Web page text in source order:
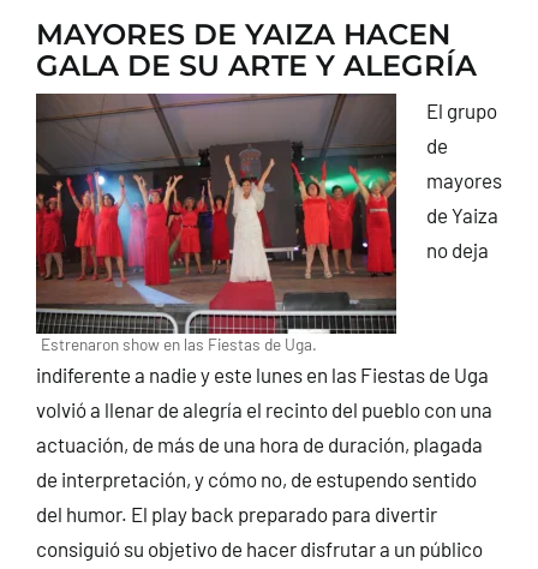
MAYORES DE YAIZA HACEN
GALA DE SU ARTE Y ALEGRÍA
Estrenaron show en las Fiestas de Uga.
El grupo
de
mayores
de Yaiza
no deja
indiferente a nadie y este lunes en las Fiestas de Uga
volvió a llenar de alegría el recinto del pueblo con una
actuación, de más de una hora de duración, plagada
de interpretación, y cómo no, de estupendo sentido
del humor. El play back preparado para divertir
consiguió su objetivo de hacer disfrutar a un público